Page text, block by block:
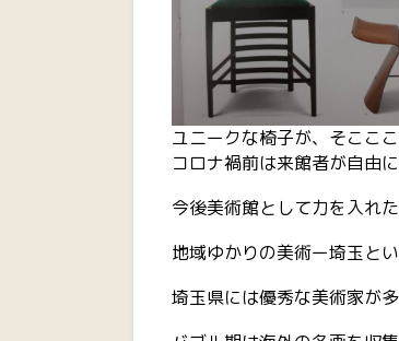
ユニークな椅子が、そここ
コロナ禍前は来館者が自由
今後美術館として力を入れ
地域ゆかりの美術ー埼玉と
埼玉県には優秀な美術家が